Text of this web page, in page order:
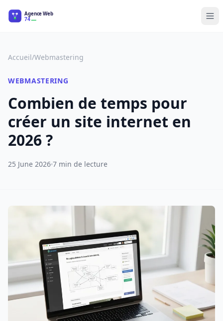
E-commerce
Formation Digitale
Accueil/Webmastering
WEBMASTERING
Combien de temps pour
créer un site internet en
2026 ?
25 June 2026 7 min de lecture